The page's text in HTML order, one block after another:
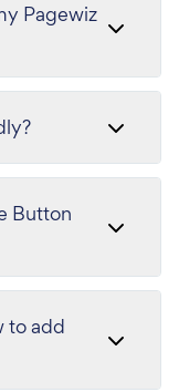
Pagewiz
Button
to add